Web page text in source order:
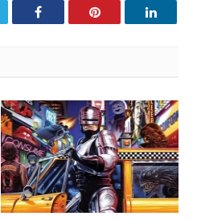
Facebook Pinterest LinkedIn